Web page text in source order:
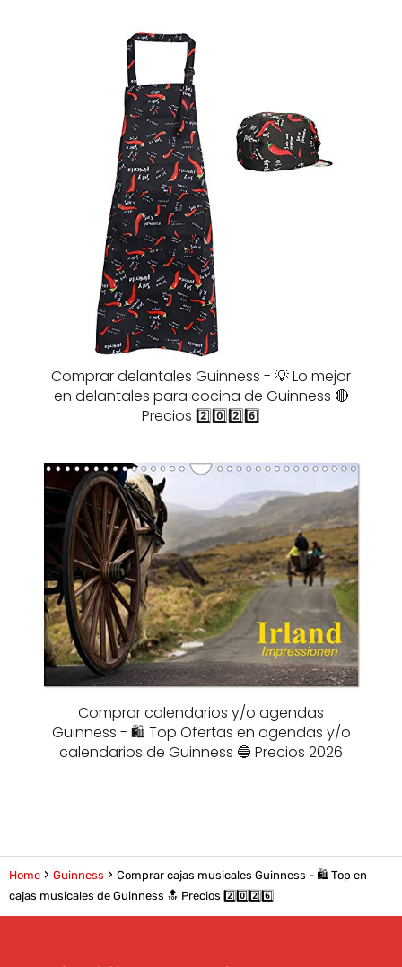
Comprar delantales Guinness - 💡 Lo mejor
en delantales para cocina de Guinness 🔴
Precios 2️⃣0️⃣2️⃣6️⃣
Comprar calendarios y/o agendas
Guinness - 🛍️ Top Ofertas en agendas y/o
calendarios de Guinness 🔵 Precios 2026
Home Guinness
Comprar cajas musicales Guinness - 🛍️ Top en
cajas musicales de Guinness 🔝 Precios 2️⃣0️⃣2️⃣6️⃣